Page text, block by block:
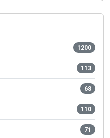
1200
113
68
110
71